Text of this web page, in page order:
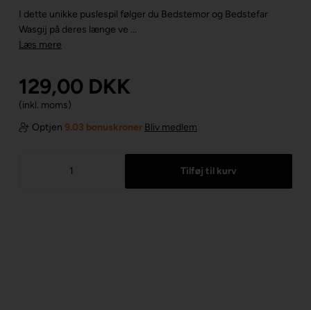
I dette unikke puslespil følger du Bedstemor og Bedstefar
Wasgij på deres længe ve ...
Læs mere
129,00 DKK
(inkl. moms)
Optjen 9.03 bonuskroner Bliv medlem